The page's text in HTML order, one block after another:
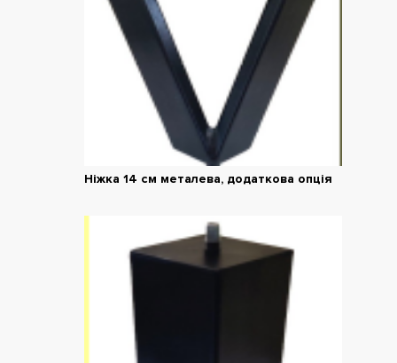
Ніжка 14 см металева, додаткова опція